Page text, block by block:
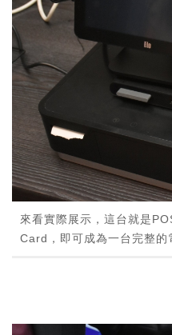
來看實際展示，這台就是
Card，即可成為一台完整的